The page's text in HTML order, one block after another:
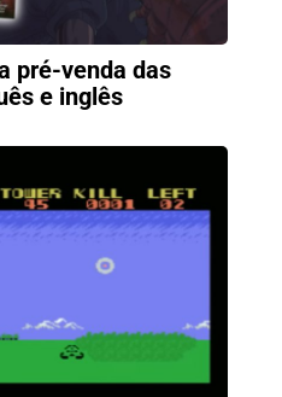
pré-venda das
e inglês